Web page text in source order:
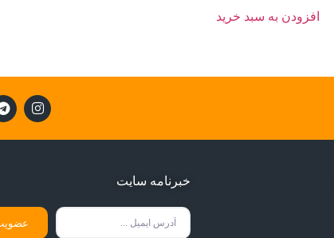
افزودن به سبد خرید
خبرنامه سایت